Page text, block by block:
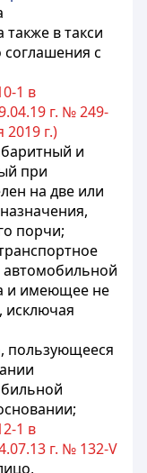
в такси
с
1 в
г. № 249-
2019 г.)
и
при
на две или
порчи;
автомобильной
и имеющее не
исключая
пользующееся
1 в
г. № 132-V